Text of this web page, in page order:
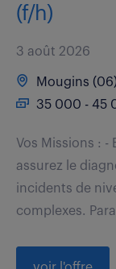
(f/h)
3 août 2026
Mougins
35 000 - 45
Vos Missions : -
assurez le
incidents de
complexes.